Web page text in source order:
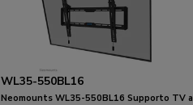
WL35-550BL16
Neomounts WL35-550BL16 Supporto TV a